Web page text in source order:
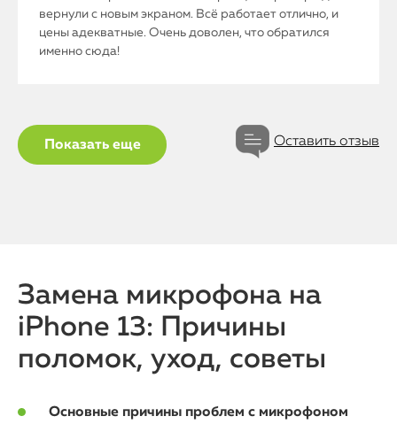
iPhone
iPad
iMac
Mac Mini
вернули с новым экраном. Всё работает отлично, и
цены адекватные. Очень доволен, что обратился
именно сюда!
Показать еще Оставить отзыв
Замена микрофона на
iPhone 13: Причины
поломок, уход, советы
Основные причины проблем с микрофоном